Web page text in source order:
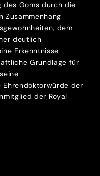
des Goms durch die
Zusammenhang
dem
deutlich
Erkenntnisse
Grundlage für
Ehrendoktorwürde der
der Royal